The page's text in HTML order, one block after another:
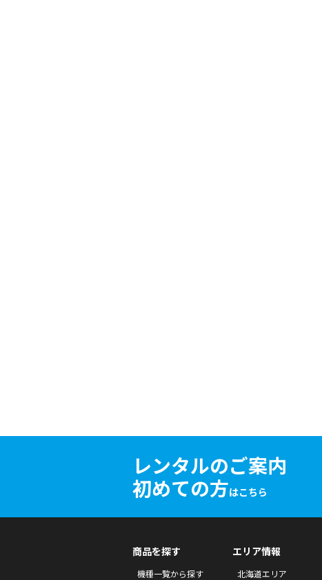
レンタルのご案内
初めての方はこちら
商品を探す
機種一覧から探す
エリア情報
北海道エリア